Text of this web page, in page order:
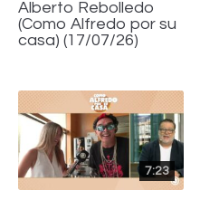
Alberto Rebolledo
(Como Alfredo por su
casa) (17/07/26)
7:23